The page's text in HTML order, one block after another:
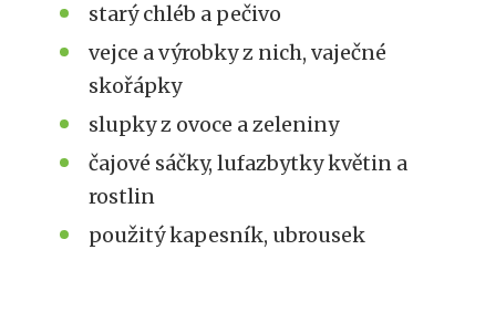
starý chléb a pečivo
vejce a výrobky z nich, vaječné
skořápky
slupky z ovoce a zeleniny
čajové sáčky, lufazbytky květin a
rostlin
použitý kapesník, ubrousek